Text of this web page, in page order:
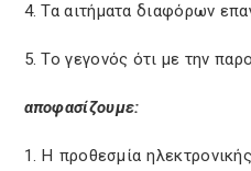
4. Τα αιτήματα διαφόρων
5. Το γεγονός ότι με την
αποφασίζουμε:
1. Η προθεσμία